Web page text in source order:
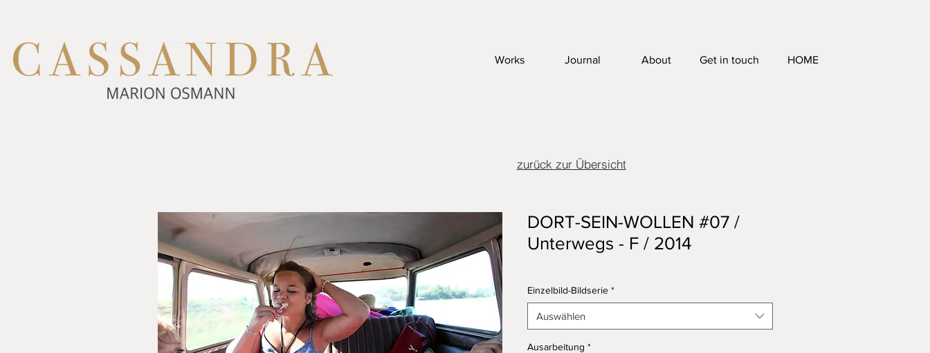
Works Journal About Get in touch HOME
DORT-SEIN-WOLLEN #07 /
Unterwegs - F / 2014
Einzelbild-Bildserie *
Auswählen
Ausarbeitung *
zurück zur Übersicht